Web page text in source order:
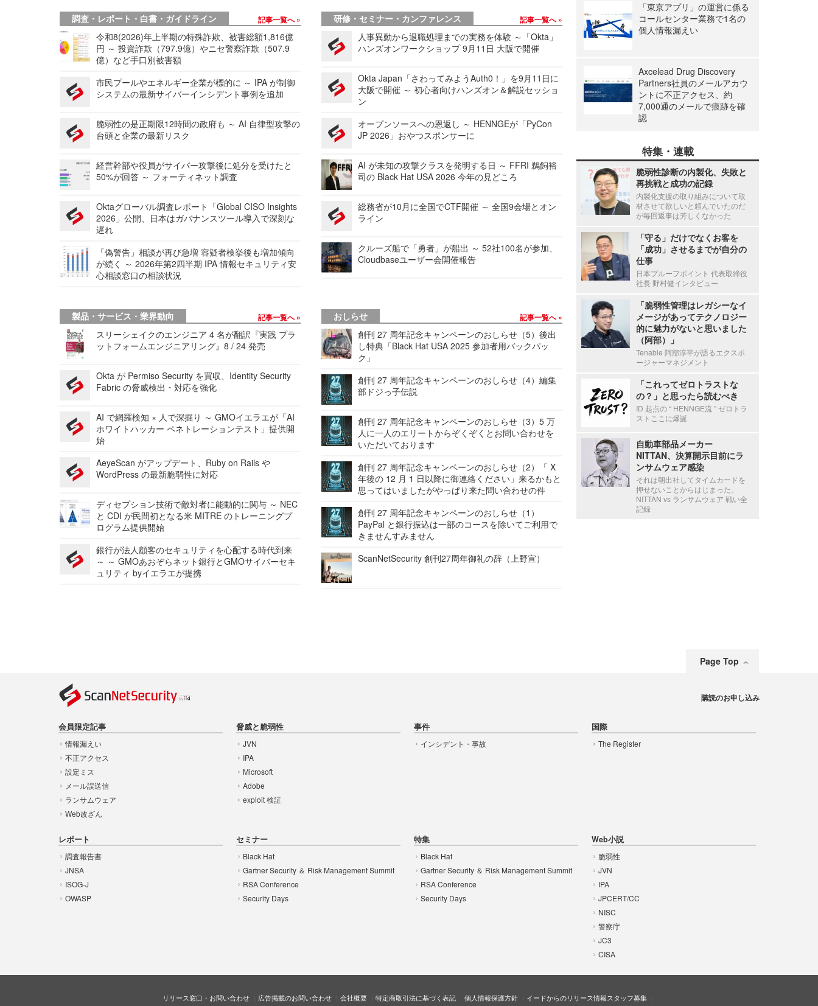
調査・レポート・白書・ガイドライン 記事一覧へ
令和8(2026)年上半期の特殊詐欺、被害総額1,816億
円 ～ 投資詐欺（797.9億）やニセ警察詐欺（507.9
億）など手口別被害額
市民プールやエネルギー企業が標的に ～ IPA が制御
システムの最新サイバーインシデント事例を追加
脆弱性の是正期限12時間の政府も ～ AI 自律型攻撃の
台頭と企業の最新リスク
経営幹部や役員がサイバー攻撃後に処分を受けたと
50%が回答 ～ フォーティネット調査
Oktaグローバル調査レポート「Global CISO Insights
2026」公開、日本はガバナンスツール導入で深刻な
遅れ
「偽警告」相談が再び急増 容疑者検挙後も増加傾向
が続く ～ 2026年第2四半期 IPA 情報セキュリティ安
心相談窓口の相談状況
研修・セミナー・カンファレンス 記事一覧へ
人事異動から退職処理までの実務を体験 ～「Okta」
ハンズオンワークショップ 9月11日 大阪で開催
Okta Japan「さわってみようAuth0！」を9月11日に
大阪で開催 ～ 初心者向けハンズオン＆解説セッショ
ン
オープンソースへの恩返し ～ HENNGEが「PyCon
JP 2026」おやつスポンサーに
AI が未知の攻撃クラスを発明する日 ～ FFRI 鵜飼裕
司の Black Hat USA 2026 今年の見どころ
総務省が10月に全国でCTF開催 ～ 全国9会場とオン
ライン
クルーズ船で「勇者」が船出 ～ 52社100名が参加、
Cloudbaseユーザー会開催報告
製品・サービス・業界動向 記事一覧へ
スリーシェイクのエンジニア 4 名が翻訳『実践 プラ
ットフォームエンジニアリング』8 / 24 発売
Okta が Permiso Security を買収、Identity Security
Fabric の脅威検出・対応を強化
AI で網羅検知 × 人で深掘り ～ GMOイエラエが「AI
ホワイトハッカー ペネトレーションテスト」提供開
始
AeyeScan がアップデート、Ruby on Rails や
WordPress の最新脆弱性に対応
ディセプション技術で敵対者に能動的に関与 ～ NEC
と CDI が民間初となる米 MITRE のトレーニングプ
ログラム提供開始
銀行が法人顧客のセキュリティを心配する時代到来
～ ～ GMOあおぞらネット銀行とGMOサイバーセキ
ュリティ byイエラエが提携
おしらせ 記事一覧へ
創刊 27 周年記念キャンペーンのおしらせ（5）後出
し特典「Black Hat USA 2025 参加者用バックパッ
ク」
創刊 27 周年記念キャンペーンのおしらせ（4）編集
部ドジっ子伝説
創刊 27 周年記念キャンペーンのおしらせ（3）5 万
人に一人のエリートからぞくぞくとお問い合わせを
いただいております
創刊 27 周年記念キャンペーンのおしらせ（2）「 X
年後の 12 月 1 日以降に御連絡ください」来るかもと
思ってはいましたがやっぱり来た問い合わせの件
創刊 27 周年記念キャンペーンのおしらせ（1）
PayPal と銀行振込は一部のコースを除いてご利用で
きませんすみません
ScanNetSecurity 創刊27周年御礼の辞（上野宣）
「東京アプリ」の運営に係る
コールセンター業務で1名の
個人情報漏えい
Axcelead Drug Discovery
Partners社員のメールアカウ
ントに不正アクセス、約
7,000通のメールで痕跡を確
認
特集・連載
脆弱性診断の内製化、失敗と
再挑戦と成功の記録
内製化支援の取り組みについて取
材させて欲しいと頼んでいたのだ
が毎回返事は芳しくなかった
「守る」だけでなくお客を
「成功」させるまでが自分の
仕事
日本プルーフポイント 代表取締役
社長 野村健インタビュー
「脆弱性管理はレガシーなイ
メージがあってテクノロジー
的に魅力がないと思いました
（阿部）」
Tenable 阿部淳平が語るエクスポ
ージャーマネジメント
「これってゼロトラストな
の？」と思ったら読むべき
ID 起点の “ HENNGE流 ” ゼロトラ
ストここに爆誕
自動車部品メーカー
NITTAN、決算開示目前にラ
ンサムウェア感染
それは朝出社してタイムカードを
押せないことからはじまった。
NITTAN vs ランサムウェア 戦い全
記録
Page Top
会員限定記事
情報漏えい
不正アクセス
設定ミス
メール誤送信
ランサムウェア
Web改ざん
脅威と脆弱性
JVN
IPA
Microsoft
Adobe
exploit 検証
事件
インシデント・事故
国際
The Register
レポート
調査報告書
JNSA
ISOG-J
OWASP
セミナー
Black Hat
Gartner Security ＆ Risk Management Summit
RSA Conference
Security Days
特集
Black Hat
Gartner Security ＆ Risk Management Summit
RSA Conference
Security Days
Web小説
脆弱性
JVN
IPA
JPCERT/CC
NISC
警察庁
JC3
CISA
購読のお申し込み
リリース窓口・お問い合わせ 広告掲載のお問い合わせ 会社概要 特定商取引法に基づく表記 個人情報保護方針 イードからのリリース情報スタッフ募集